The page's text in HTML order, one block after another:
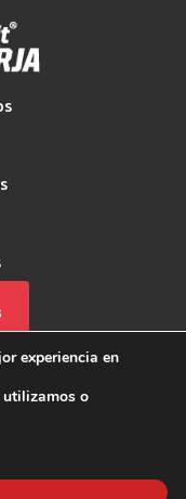
experiencia en
utilizamos o